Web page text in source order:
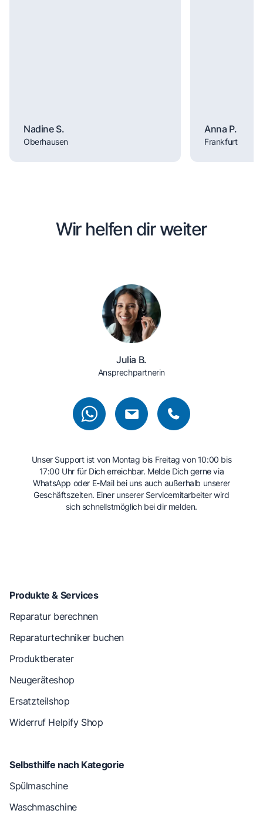
Nadine S.
Oberhausen
Anna P.
Frankfurt
Wir helfen dir weiter
Julia B.
Ansprechpartnerin
Unser Support ist von Montag bis Freitag von 10:00 bis
17:00 Uhr für Dich erreichbar. Melde Dich gerne via
WhatsApp oder E-Mail bei uns auch außerhalb unserer
Geschäftszeiten. Einer unserer Servicemitarbeiter wird
sich schnellstmöglich bei dir melden.
Produkte & Services
Reparatur berechnen
Reparaturtechniker buchen
Produktberater
Neugeräteshop
Ersatzteilshop
Widerruf Helpify Shop
Selbsthilfe nach Kategorie
Spülmaschine
Waschmaschine